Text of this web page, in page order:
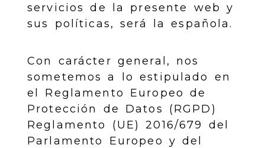
servicios de la presente web y
sus políticas, será la española.
Con carácter general, nos
sometemos a lo estipulado en
el Reglamento Europeo de
Protección de Datos (RGPD)
Reglamento (UE) 2016/679 del
Parlamento Europeo y del